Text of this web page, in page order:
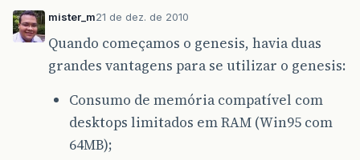
mister_m21 de dez. de 2010
Quando começamos o genesis, havia duas
grandes vantagens para se utilizar o genesis:
Consumo de memória compatível com
desktops limitados em RAM (Win95 com
64MB);